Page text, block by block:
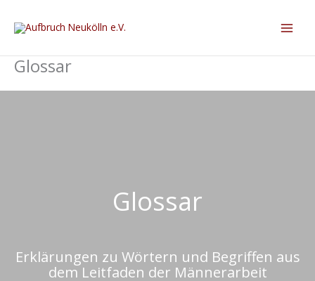
Glossar
Glossar
Erklärungen zu Wörtern und Begriffen aus
dem Leitfaden der Männerarbeit